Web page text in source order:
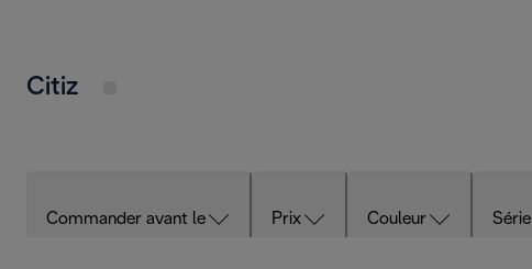
Citiz
Commander avant le Prix Couleur Série